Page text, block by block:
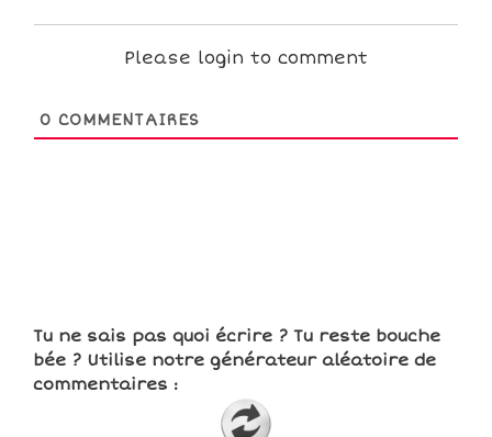
Please login to comment
0 COMMENTAIRES
Tu ne sais pas quoi écrire ? Tu reste bouche
bée ? Utilise notre générateur aléatoire de
commentaires :